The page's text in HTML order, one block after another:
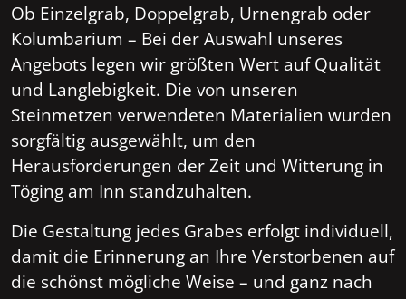
Ob Einzelgrab, Doppelgrab, Urnengrab oder
Kolumbarium – Bei der Auswahl unseres
Angebots legen wir größten Wert auf Qualität
und Langlebigkeit. Die von unseren
Steinmetzen verwendeten Materialien wurden
sorgfältig ausgewählt, um den
Herausforderungen der Zeit und Witterung in
Töging am Inn standzuhalten.
Die Gestaltung jedes Grabes erfolgt individuell,
damit die Erinnerung an Ihre Verstorbenen auf
die schönst mögliche Weise – und ganz nach